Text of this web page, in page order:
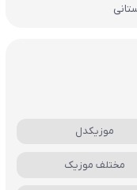
موزیکدل
مختلف موزیک